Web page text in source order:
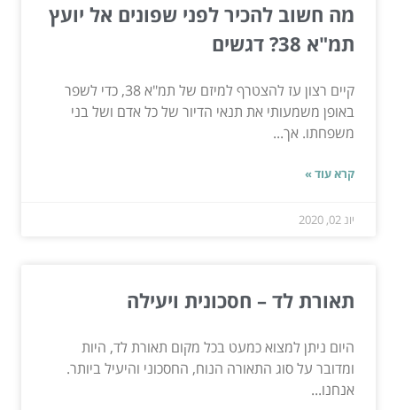
מה חשוב להכיר לפני שפונים אל יועץ
תמ"א 38? דגשים
קיים רצון עז להצטרף למיזם של תמ"א 38, כדי לשפר
באופן משמעותי את תנאי הדיור של כל אדם ושל בני
משפחתו. אך...
קרא עוד »
יונ 02, 2020
תאורת לד – חסכונית ויעילה
היום ניתן למצוא כמעט בכל מקום תאורת לד, היות
ומדובר על סוג התאורה הנוח, החסכוני והיעיל ביותר.
אנחנו...